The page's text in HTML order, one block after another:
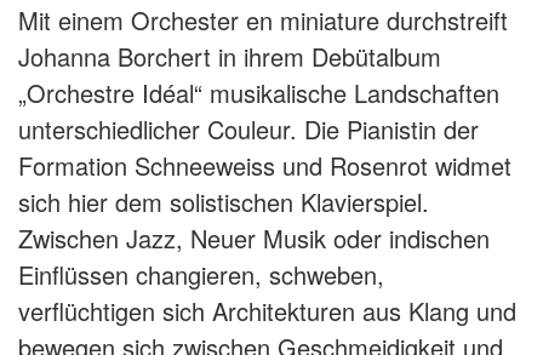
Mit einem Orchester en miniature durchstreift
Johanna Borchert in ihrem Debütalbum
„Orchestre Idéal“ musikalische Landschaften
unterschiedlicher Couleur. Die Pianistin der
Formation Schneeweiss und Rosenrot widmet
sich hier dem solistischen Klavierspiel.
Zwischen Jazz, Neuer Musik oder indischen
Einflüssen changieren, schweben,
verflüchtigen sich Architekturen aus Klang und
bewegen sich zwischen Geschmeidigkeit und